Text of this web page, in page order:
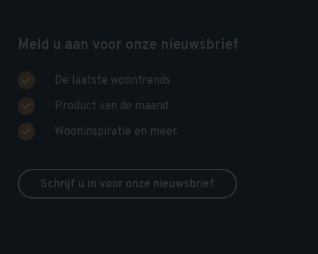
Meld u aan voor onze nieuwsbrief
De laatste woontrends
Product van de maand
Wooninspiratie en meer
Schrijf u in voor onze nieuwsbrief